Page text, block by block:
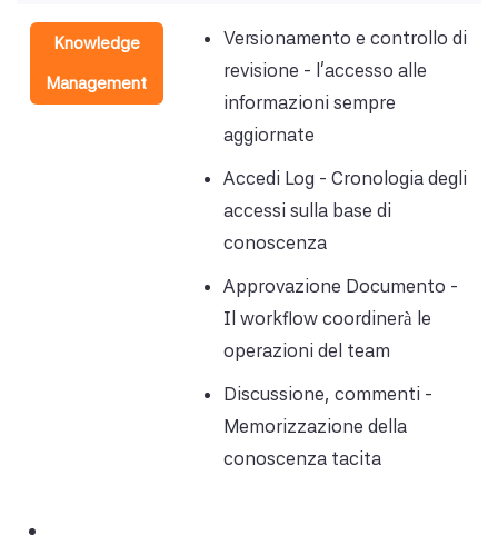
Knowledge
Management
Versionamento e controllo di
revisione - l'accesso alle
informazioni sempre
aggiornate
Accedi Log - Cronologia degli
accessi sulla base di
conoscenza
Approvazione Documento -
Il workflow coordinerà le
operazioni del team
Discussione, commenti -
Memorizzazione della
conoscenza tacita